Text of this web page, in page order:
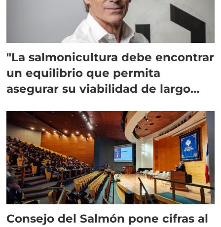
"La salmonicultura debe encontrar
un equilibrio que permita
asegurar su viabilidad de largo
Consejo del Salmón pone cifras al